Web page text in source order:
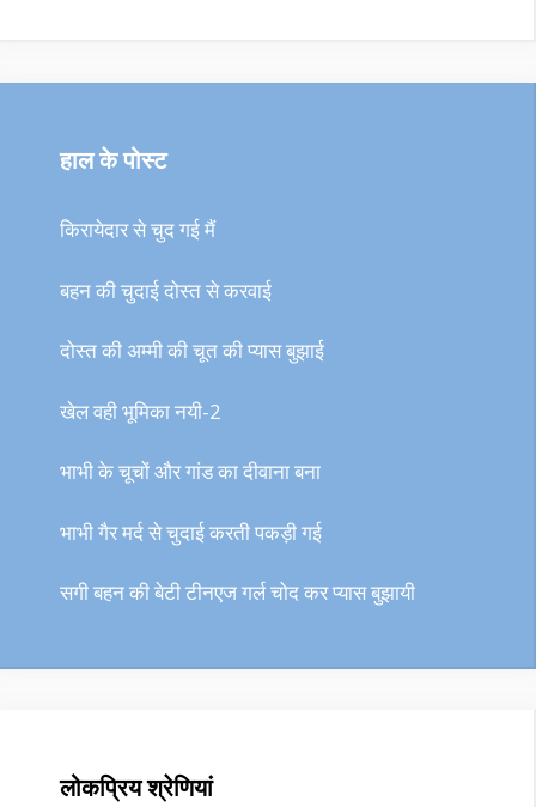
हाल के पोस्ट
किरायेदार से चुद गई मैं
बहन की चुदाई दोस्त से करवाई
दोस्त की अम्मी की चूत की प्यास बुझाई
खेल वही भूमिका नयी-2
भाभी के चूचों और गांड का दीवाना बना
भाभी गैर मर्द से चुदाई करती पकड़ी गई
सगी बहन की बेटी टीनएज गर्ल चोद कर प्यास बुझायी
लोकप्रिय श्रेणियां